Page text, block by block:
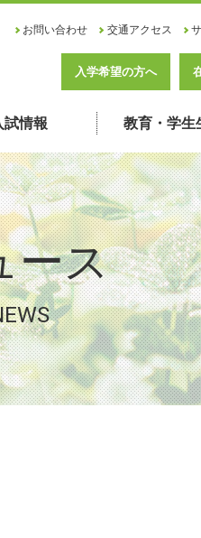
お問い合わせ 交通アクセス
入学希望の方へ
試情報 教育・学生
ース